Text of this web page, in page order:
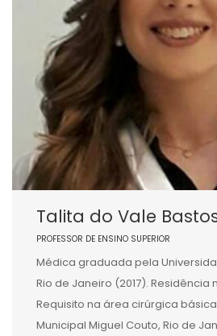
Talita do Vale
PROFESSOR DE ENSINO SUPERIOR
Médica graduada pela
Rio de Janeiro (2017).
Requisito na área cirúrgica
Municipal Miguel Couto, Rio de